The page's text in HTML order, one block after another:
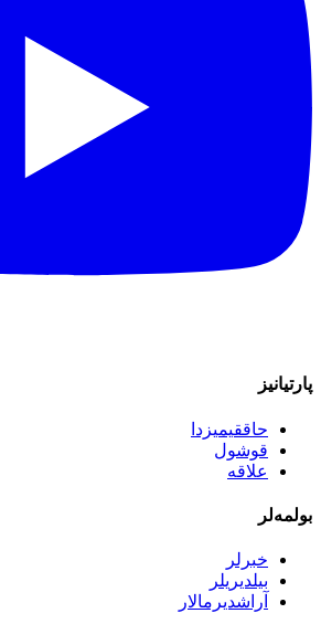
پارتیانیز
حاققیمیزدا
قوشول
علاقه
بولمه‌لر
خبرلر
بیلدیریلر
آراشدیرمالار